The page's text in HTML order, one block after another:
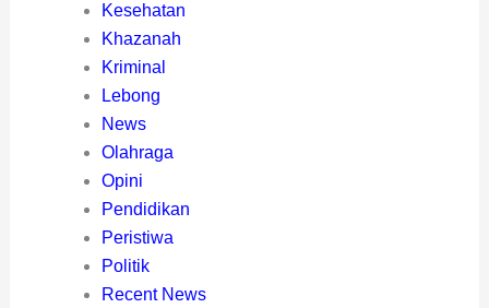
Kesehatan
Khazanah
Kriminal
Lebong
News
Olahraga
Opini
Pendidikan
Peristiwa
Politik
Recent News